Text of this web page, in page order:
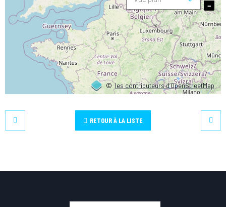
©les contributeurs d’OpenStreetMap
−
RETOUR À LA LISTE